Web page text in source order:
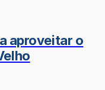
aproveitar o